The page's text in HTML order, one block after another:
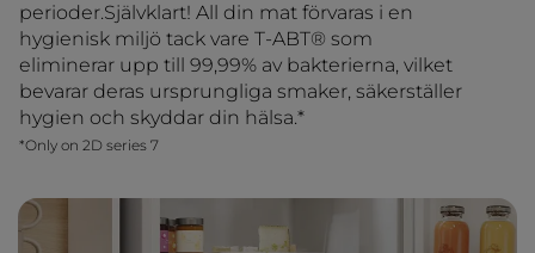
perioder.Självklart! All din mat förvaras i en
hygienisk miljö tack vare T-ABT® som
eliminerar upp till 99,99% av bakterierna, vilket
bevarar deras ursprungliga smaker, säkerställer
hygien och skyddar din hälsa.*
*Only on 2D series 7